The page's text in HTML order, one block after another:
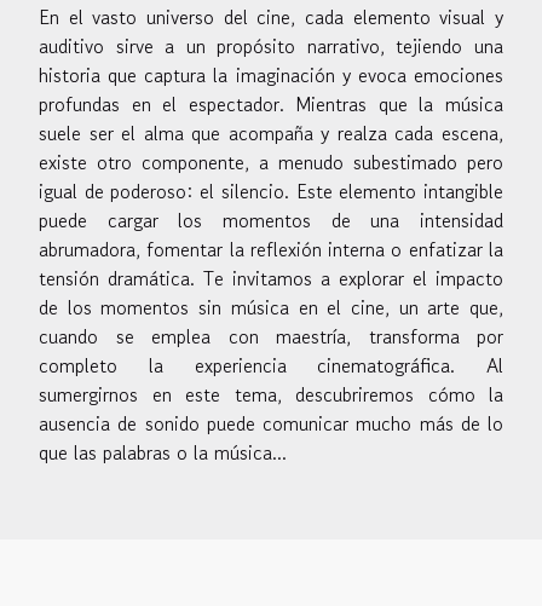
En el vasto universo del cine, cada elemento visual y
auditivo sirve a un propósito narrativo, tejiendo una
historia que captura la imaginación y evoca emociones
profundas en el espectador. Mientras que la música
suele ser el alma que acompaña y realza cada escena,
existe otro componente, a menudo subestimado pero
igual de poderoso: el silencio. Este elemento intangible
puede cargar los momentos de una intensidad
abrumadora, fomentar la reflexión interna o enfatizar la
tensión dramática. Te invitamos a explorar el impacto
de los momentos sin música en el cine, un arte que,
cuando se emplea con maestría, transforma por
completo la experiencia cinematográfica. Al
sumergirnos en este tema, descubriremos cómo la
ausencia de sonido puede comunicar mucho más de lo
que las palabras o la música...